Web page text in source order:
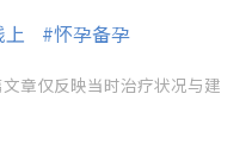
#怀孕备孕
章仅反映当时治疗状况与建